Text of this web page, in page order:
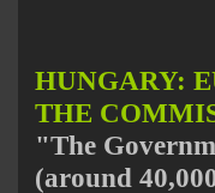
HUNGARY:
THE
"The
(around